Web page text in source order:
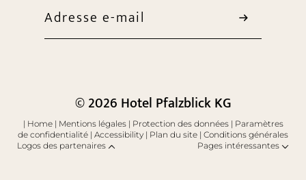
Adresse e-mail
© 2026 Hotel Pfalzblick KG
| Home | Mentions légales | Protection des données | Paramètres
de confidentialité | Accessibility | Plan du site | Conditions générales
Logos des partenaires
Pages intéressantes